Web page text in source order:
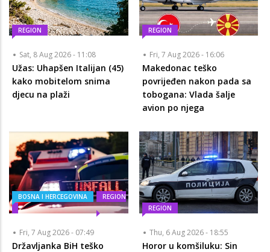
REGION
Sat, 8 Aug 2026 - 11:08
Užas: Uhapšen Italijan (45)
kako mobitelom snima
djecu na plaži
REGION
Fri, 7 Aug 2026 - 16:06
Makedonac teško
povrijeđen nakon pada sa
tobogana: Vlada šalje
avion po njega
BOSNA I HERCEGOVINA REGION
Fri, 7 Aug 2026 - 07:49
Državljanka BiH teško
REGION
Thu, 6 Aug 2026 - 18:55
Horor u komšiluku: Sin